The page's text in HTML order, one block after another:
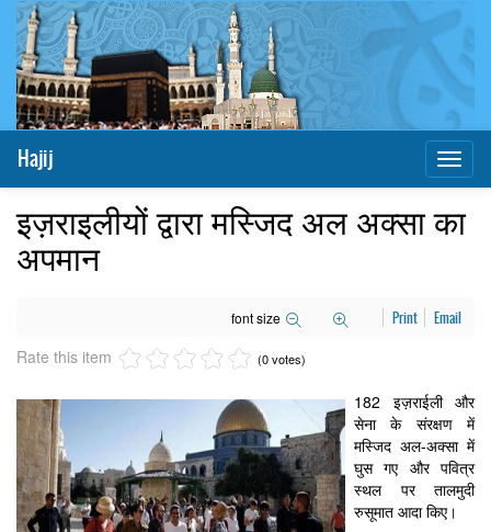
Hajij
इज़राइलीयों द्वारा मस्जिद अल अक्सा का
अपमान
font size Print Email
Rate this item (0 votes)
182 इज़राईली और
सेना के संरक्षण में
मस्जिद अल-अक्सा में
घुस गए और पवित्र
स्थल पर तालमुदी
रुसूमात आदा किए।